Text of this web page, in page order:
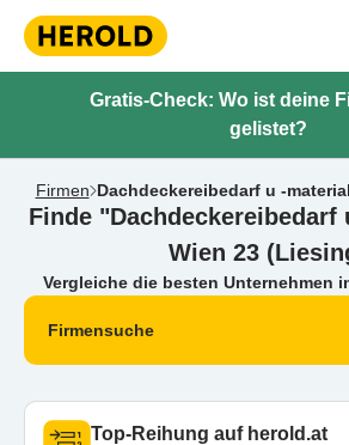
Gratis-Check: Wo ist deine
gelistet?
Firmen Dachdeckereibedarf u -material
Finde "Dachdeckereibedarf
Wien 23
Vergleiche die besten Unternehmen
Firmensuche
Top-Reihung auf herold.at